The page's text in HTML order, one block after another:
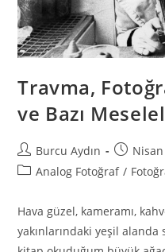
Travma,
ve Bazı
Burcu Aydın
Analog Fotoğraf /
Hava güzel, kameramı,
yakınlarındaki yeşil alanda